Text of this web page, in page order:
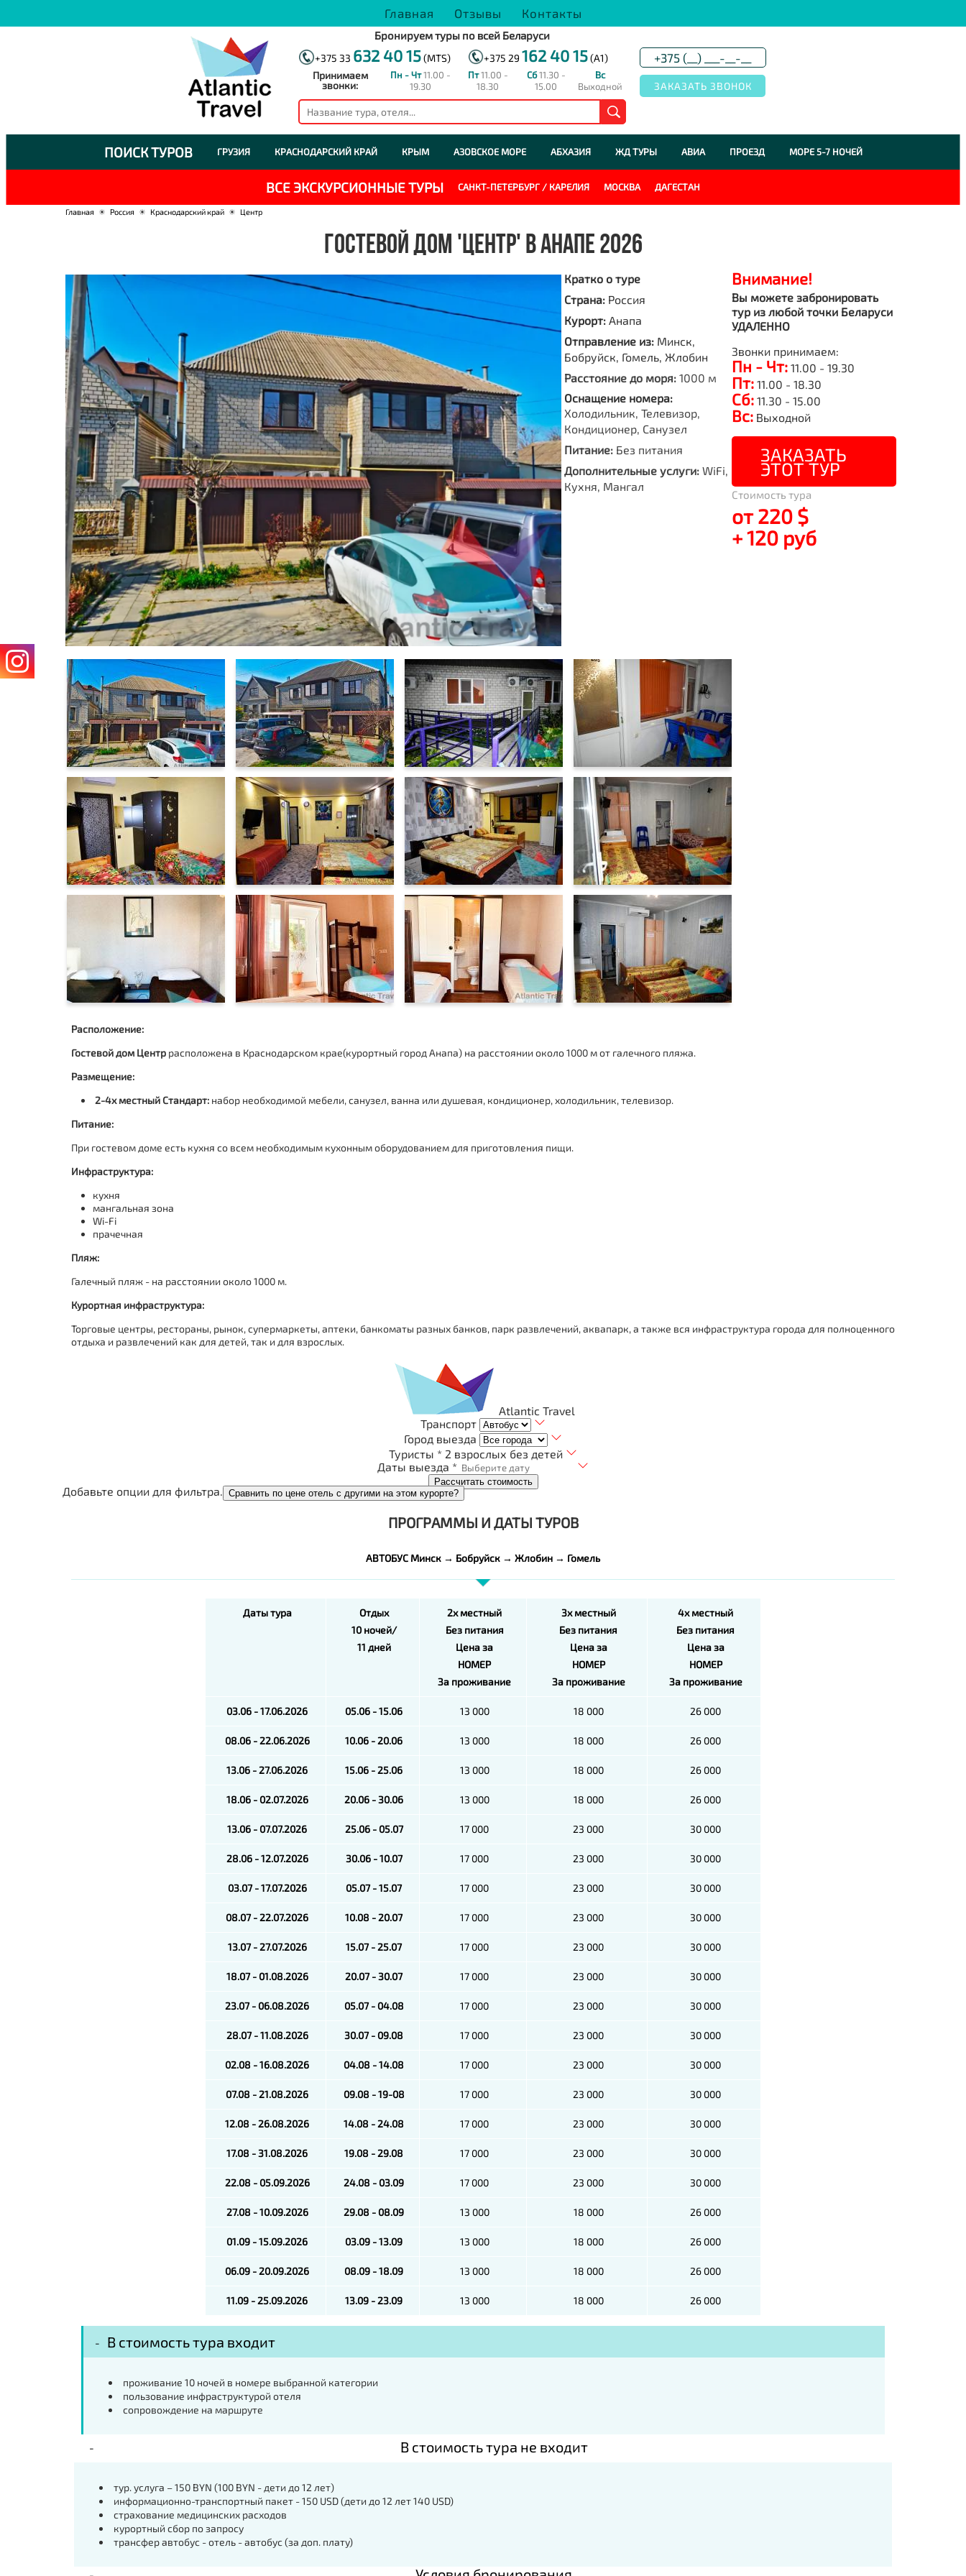
Главная Отзывы Контакты
Бронируем туры по всей Беларуси
+375 33 632 40 15(MTS) +375 29 162 40 15(A1)
Принимаем
звонки:
Пн - Чт11.00 -
19.30
Пт11.00 -
18.30
Сб11.30 -
15.00
Вс
Выходной
ПОИСК ТУРОВ ГРУЗИЯ КРАСНОДАРСКИЙ КРАЙ КРЫМ АЗОВСКОЕ МОРЕ АБХАЗИЯ ЖД ТУРЫ АВИА ПРОЕЗД МОРЕ 5-7 НОЧЕЙ
ВСЕ ЭКСКУРСИОННЫЕ ТУРЫ САНКТ-ПЕТЕРБУРГ / КАРЕЛИЯ МОСКВА ДАГЕСТАН
Главная ☀ Россия ☀ Краснодарский край ☀ Центр
ГОСТЕВОЙ ДОМ 'ЦЕНТР' В АНАПЕ 2026
Кратко о туре
Страна: Россия
Курорт: Анапа
Отправление из: Минск,
Бобруйск, Гомель, Жлобин
Расстояние до моря:1000 м
Оснащение номера:
Холодильник, Телевизор,
Кондиционер, Санузел
Питание:Без питания
Дополнительные услуги:WiFi,
Кухня, Мангал
Внимание!
Вы можете забронировать
тур из любой точки Беларуси
УДАЛЕННО
Звонки принимаем:
Пн - Чт:11.00 - 19.30
Пт:11.00 - 18.30
Сб:11.30 - 15.00
Вс:Выходной
ЗАКАЗАТЬ
ЭТОТ ТУР
Стоимость тура
от 220 $
+ 120 руб
Расположение:
Гостевой дом Центррасположена в Краснодарском крае(курортный город Анапа) на расстоянии около 1000 м от галечного пляжа.
Размещение:
2-4х местный Стандарт: набор необходимой мебели, санузел, ванна или душевая, кондиционер, холодильник, телевизор.
Питание:
При гостевом доме есть кухня со всем необходимым кухонным оборудованием для приготовления пищи.
Инфраструктура:
кухня
мангальная зона
Wi-Fi
прачечная
Пляж:
Галечный пляж - на расстоянии около 1000 м.
Курортная инфраструктура:
Торговые центры, рестораны, рынок, супермаркеты, аптеки, банкоматы разных банков, парк развлечений, аквапарк, а также вся инфраструктура города для полноценного
отдыха и развлечений как для детей, так и для взрослых.
Atlantic Travel
Транспорт
Город выезда
Туристы * 2 взрослых без детей
Даты выезда *
Рассчитать стоимость
Добавьте опции для фильтра. Сравнить по цене отель с другими на этом курорте?
ПРОГРАММЫ И ДАТЫ ТУРОВ
АВТОБУС Минск → Бобруйск → Жлобин → Гомель
Даты тура
Отдых
10 ночей/
11 дней
2х местный
Без питания
Цена за
НОМЕР
За проживание
3х местный
Без питания
Цена за
НОМЕР
За проживание
4х местный
Без питания
Цена за
НОМЕР
За проживание
03.06 - 17.06.2026 05.06 - 15.06 13 000 18 000 26 000
08.06 - 22.06.2026 10.06 - 20.06 13 000 18 000 26 000
13.06 - 27.06.2026 15.06 - 25.06 13 000 18 000 26 000
18.06 - 02.07.2026 20.06 - 30.06 13 000 18 000 26 000
13.06 - 07.07.2026 25.06 - 05.07 17 000 23 000 30 000
28.06 - 12.07.2026 30.06 - 10.07 17 000 23 000 30 000
03.07 - 17.07.2026 05.07 - 15.07 17 000 23 000 30 000
08.07 - 22.07.2026 10.08 - 20.07 17 000 23 000 30 000
13.07 - 27.07.2026 15.07 - 25.07 17 000 23 000 30 000
18.07 - 01.08.2026 20.07 - 30.07 17 000 23 000 30 000
23.07 - 06.08.2026 05.07 - 04.08 17 000 23 000 30 000
28.07 - 11.08.2026 30.07 - 09.08 17 000 23 000 30 000
02.08 - 16.08.2026 04.08 - 14.08 17 000 23 000 30 000
07.08 - 21.08.2026 09.08 - 19-08 17 000 23 000 30 000
12.08 - 26.08.2026 14.08 - 24.08 17 000 23 000 30 000
17.08 - 31.08.2026 19.08 - 29.08 17 000 23 000 30 000
22.08 - 05.09.2026 24.08 - 03.09 17 000 23 000 30 000
27.08 - 10.09.2026 29.08 - 08.09 13 000 18 000 26 000
01.09 - 15.09.2026 03.09 - 13.09 13 000 18 000 26 000
06.09 - 20.09.2026 08.09 - 18.09 13 000 18 000 26 000
11.09 - 25.09.2026 13.09 - 23.09 13 000 18 000 26 000
В стоимость тура входит
проживание 10 ночей в номере выбранной категории
пользование инфраструктурой отеля
сопровождение на маршруте
В стоимость тура не входит
тур. услуга – 150 BYN (100 BYN - дети до 12 лет)
информационно-транспортный пакет - 150 USD (дети до 12 лет 140 USD)
страхование медицинских расходов
курортный сбор по запросу
трансфер автобус - отель - автобус (за доп. плату)